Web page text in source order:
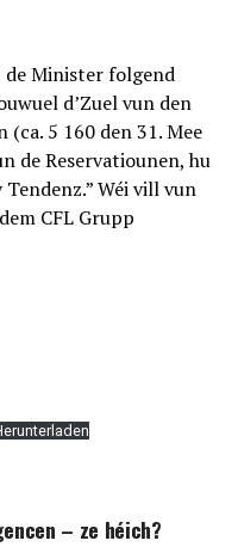
de Minister folgend
d’Zuel vun den
5 160 den 31. Mee
de Reservatiounen, hu
Wéi vill vun
CFL Grupp
– ze héich?